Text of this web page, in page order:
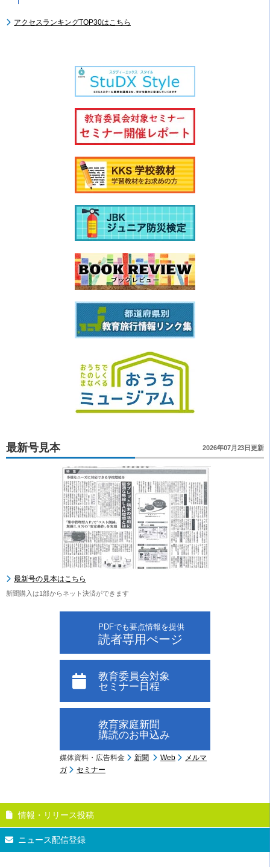
アクセスランキングTOP30はこちら
最新号見本 2026年07月23日更新
最新号の見本はこちら
新聞購入は1部からネット決済ができます
PDFでも要点情報を提供
読者専用ぺージ
教育委員会対象
セミナー日程
教育家庭新聞
購読のお申込み
媒体資料・広告料金 新聞 Web
メルマ
ガ
セミナー
情報・リリース投稿
ニュース配信登録